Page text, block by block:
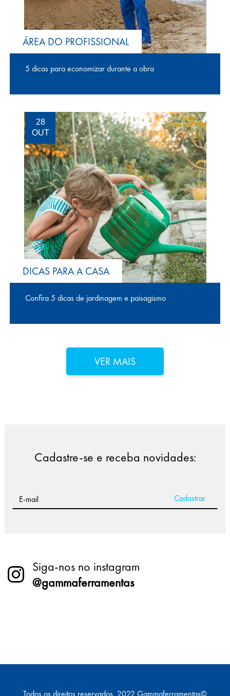
ÁREA DO PROFISSIONAL
5 dicas para economizar durante a obra
28
OUT
DICAS PARA A CASA
Confira 5 dicas de jardinagem e paisagismo
VER MAIS
Cadastre-se e receba novidades:
Siga-nos no instagram
@gammaferramentas